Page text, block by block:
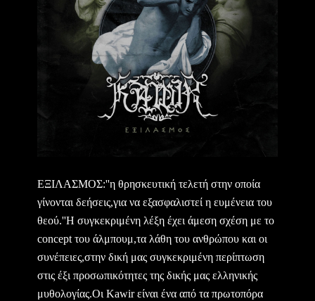
ΕΞΙΛΑΣΜΟΣ:''η θρησκευτική τελετή στην οποία
γίνονται δεήσεις,για να εξασφαλιστεί η ευμένεια του
θεού.''Η συγκεκριμένη λέξη έχει άμεση σχέση με το
concept του άλμπουμ,τα λάθη του ανθρώπου και οι
συνέπειες,στην δική μας συγκεκριμένη περίπτωση
στις έξι προσωπικότητες της δικής μας ελληνικής
μυθολογίας.Οι Kawir είναι ένα από τα πρωτοπόρα